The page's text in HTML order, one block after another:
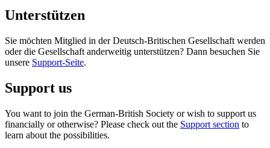
Unterstützen
Sie möchten Mitglied in der Deutsch-Britischen Gesellschaft werden
oder die Gesellschaft anderweitig unterstützen? Dann besuchen Sie
unsere Support-Seite.
Support us
You want to join the German-British Society or wish to support us
financially or otherwise? Please check out the Support section to
learn about the possibilities.